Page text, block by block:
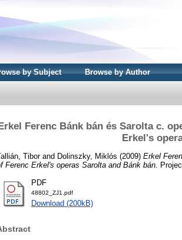
by Subject Browse by Author
Ferenc Bánk bán és Sarolta c.
Erkel's
Tiborand Dolinszky, Miklós (2009) Erkel
Ferenc Erkel's operas Sarolta and Bánk bán.
PDF
48802_ZJ1.pdf
Download (200kB)